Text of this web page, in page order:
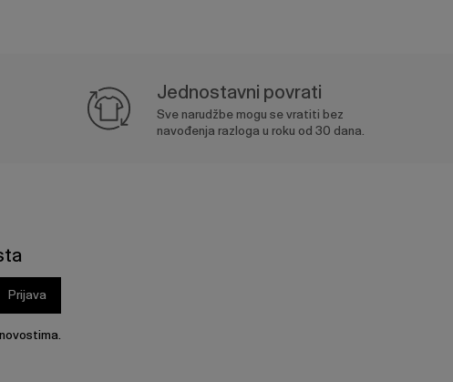
Jednostavni povrati
Sve narudžbe mogu se vratiti bez
navođenja razloga u roku od 30 dana.
Prijava